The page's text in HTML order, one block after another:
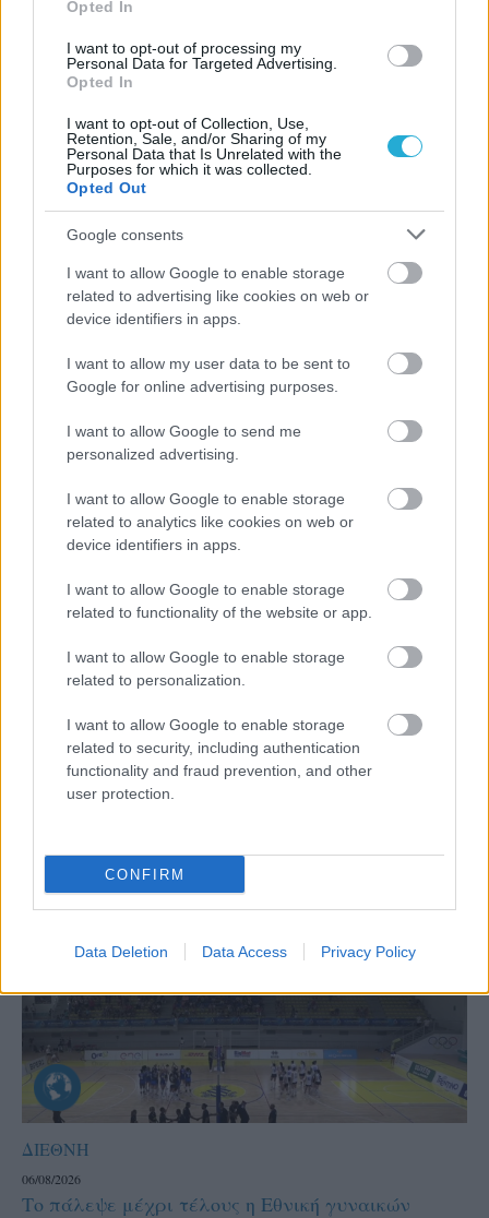
Opted In
I want to opt-out of processing my
Personal Data for Targeted Advertising.
Opted In
I want to opt-out of Collection, Use,
Retention, Sale, and/or Sharing of my
Personal Data that Is Unrelated with the
Purposes for which it was collected.
Opted Out
Google consents
I want to allow Google to enable storage
related to advertising like cookies on web or
device identifiers in apps.
I want to allow my user data to be sent to
Google for online advertising purposes.
I want to allow Google to send me
personalized advertising.
I want to allow Google to enable storage
related to analytics like cookies on web or
device identifiers in apps.
I want to allow Google to enable storage
related to functionality of the website or app.
I want to allow Google to enable storage
related to personalization.
I want to allow Google to enable storage
related to security, including authentication
functionality and fraud prevention, and other
user protection.
CONFIRM
Data Deletion Data Access Privacy Policy
Aκολουθήστε μας
ΔΙΕΘΝΗ
06/08/2026
Το πάλεψε μέχρι τέλους η Εθνική γυναικών